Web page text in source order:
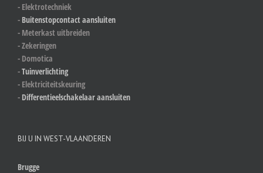
- Elektrotechniek
- Buitenstopcontact aansluiten
- Meterkast uitbreiden
- Zekeringen
- Domotica
-Tuinverlichting
- Elektriciteitskeuring
- Differentieelschakelaar aansluiten
BIJ U IN WEST-VLAANDEREN
Brugge